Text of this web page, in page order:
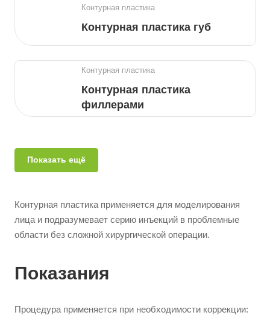
Контурная пластика
Контурная пластика губ
Контурная пластика
Контурная пластика
филлерами
Показать ещё
Контурная пластика применяется для моделирования
лица и подразумевает серию инъекций в проблемные
области без сложной хирургической операции.
Показания
Процедура применяется при необходимости коррекции: